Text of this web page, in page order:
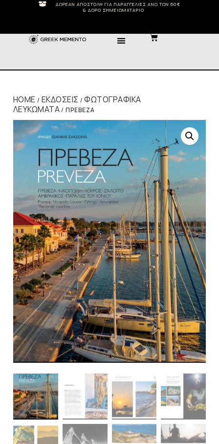
ΔΩΡΕΆΝ ΑΠΟΣΤΟΛΉ ΓΙΑ ΠΑΡΑΓΓΕΛΊΕΣ ΆΝΩ ΤΩΝ 60€
& ΔΏΡΟ ΣΗΜΕΙΩΜΑΤΆΡΙΟ
HOME / ΕΚΔΌΣΕΙΣ /ΦΩΤΟΓΡΑΦΙΚΆ
ΛΕΥΚΏΜΑΤΑ/ ΠΡΈΒΕΖΑ